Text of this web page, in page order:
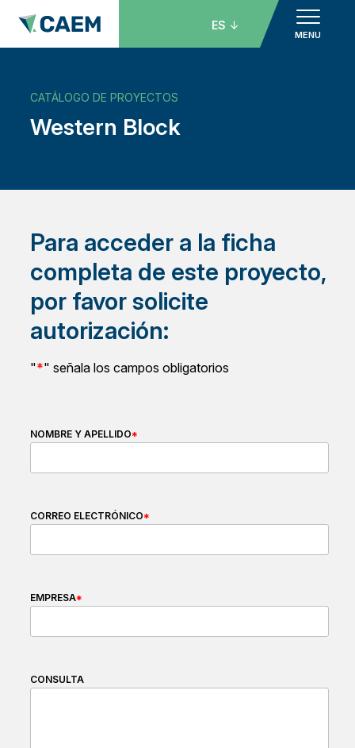
MENU
ES
CATÁLOGO DE PROYECTOS
Western Block
Para acceder a la ficha
completa de este proyecto,
por favor solicite
autorización:
"*" señala los campos obligatorios
NOMBRE Y APELLIDO*
CORREO ELECTRÓNICO*
EMPRESA*
CONSULTA